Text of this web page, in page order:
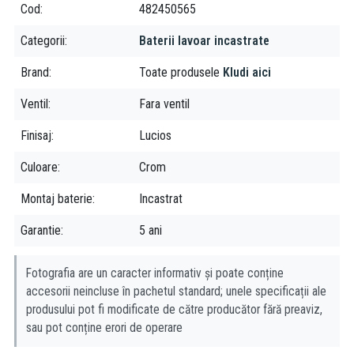
baterii de lux pentru baie si baterii bucatarie, sisteme de dus si
Cod 482450565
Categorii Baterii lavoar incastrate
Brand Toate produsele Kludi aici
Ventil Fara ventil
Finisaj Lucios
Culoare Crom
Montaj baterie Incastrat
Garantie 5 ani
Fotografia are un caracter informativ și poate conține
accesorii neincluse în pachetul standard; unele specificații ale
produsului pot fi modificate de către producător fără preaviz,
sau pot conține erori de operare